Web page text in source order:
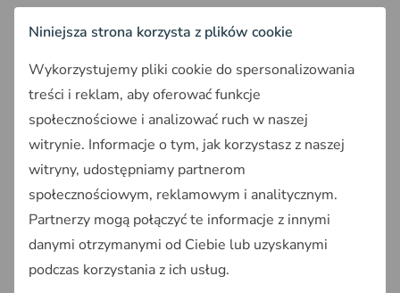
Budujemy coraz mniej, a ceny
wciąż rosną
Według GUS produkcja budowlano-montażowa w
styczniu br. realizowana na obszarze kraju przez
przedsiębiorstwa budowlane z zatrudnieniem
powyżej 9 osób, była
niższa o 6,1% w porównaniu z
analogicznym okresem poprzedniego roku
Ponadto, w porównaniu z grudniem 2023 roku,
produkcja ta zmniejszyła się o 63,2%. Oznacza to
niestety, że budujemy zbyt mało, jak na potrzeby
Niniejsza strona korzysta z plików cookie
Wykorzystujemy pliki cookie do spersonalizowania
treści i reklam, aby oferować funkcje
społecznościowe i analizować ruch w naszej
witrynie. Informacje o tym, jak korzystasz z naszej
witryny, udostępniamy partnerom
społecznościowym, reklamowym i analitycznym.
Partnerzy mogą połączyć te informacje z innymi
danymi otrzymanymi od Ciebie lub uzyskanymi
podczas korzystania z ich usług.